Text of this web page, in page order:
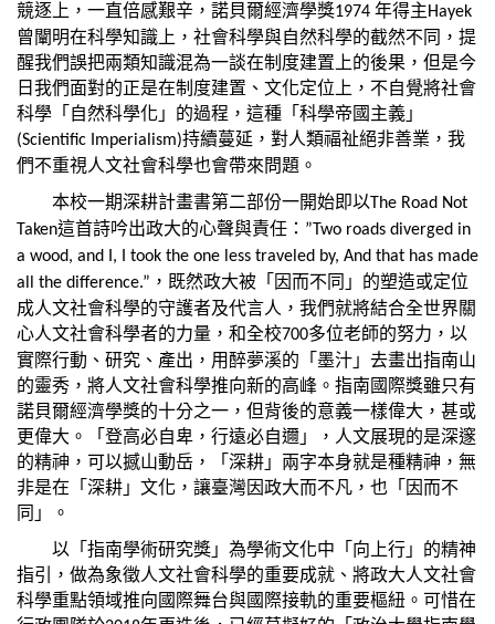
競逐上，一直倍感艱辛，諾貝爾經濟學獎1974 年得主Hayek
曾闡明在科學知識上，社會科學與自然科學的截然不同，提
醒我們誤把兩類知識混為一談在制度建置上的後果，但是今
日我們面對的正是在制度建置、文化定位上，不自覺將社會
科學「自然科學化」的過程，這種「科學帝國主義」
(Scientific Imperialism)持續蔓延，對人類福祉絕非善業，我
們不重視人文社會科學也會帶來問題。
本校一期深耕計畫書第二部份一開始即以The Road Not
Taken這首詩吟出政大的心聲與責任： ”Two roads diverged in
a wood, and I, I took the one less traveled by, And that has made
all the difference.” ，既然政大被「因而不同」的塑造或定位
成人文社會科學的守護者及代言人，我們就將結合全世界關
心人文社會科學者的力量，和全校700多位老師的努力，以
實際行動、研究、產出，用醉夢溪的「墨汁」去畫出指南山
的靈秀，將人文社會科學推向新的高峰。指南國際獎雖只有
諾貝爾經濟學獎的十分之一，但背後的意義一樣偉大，甚或
更偉大。「登高必自卑，行遠必自邇」，人文展現的是深邃
的精神，可以撼山動岳，「深耕」兩字本身就是種精神，無
非是在「深耕」文化，讓臺灣因政大而不凡，也「因而不
同」。
以「指南學術研究獎」為學術文化中「向上行」的精神
指引，做為象徵人文社會科學的重要成就、將政大人文社會
科學重點領域推向國際舞台與國際接軌的重要樞紐。可惜在